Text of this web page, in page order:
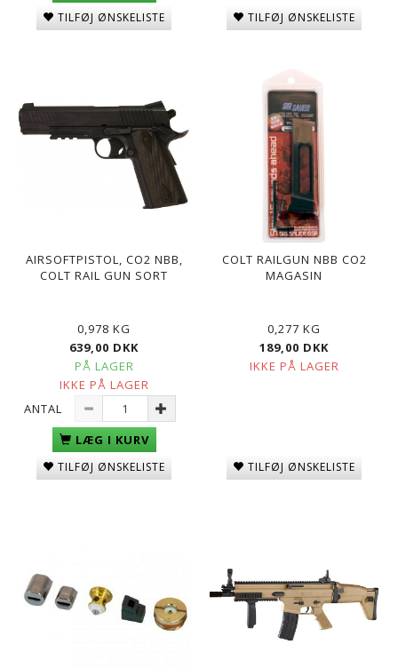
TILFØJ ØNSKELISTE TILFØJ ØNSKELISTE
AIRSOFTPISTOL, CO2 NBB,
COLT RAIL GUN SORT
0,978 KG
639,00 DKK
PÅ LAGER
IKKE PÅ LAGER
ANTAL
LÆG I KURV
TILFØJ ØNSKELISTE
COLT RAILGUN NBB CO2
MAGASIN
0,277 KG
189,00 DKK
IKKE PÅ LAGER
TILFØJ ØNSKELISTE